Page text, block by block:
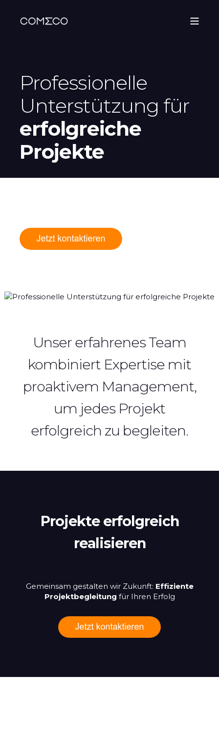
Professionelle
Unterstützung für
erfolgreiche
Projekte
Unser erfahrenes Team
kombiniert Expertise mit
proaktivem Management,
um jedes Projekt
erfolgreich zu begleiten.
Projekte erfolgreich
realisieren
Gemeinsam gestalten wir Zukunft: Effiziente
Projektbegleitung für Ihren Erfolg